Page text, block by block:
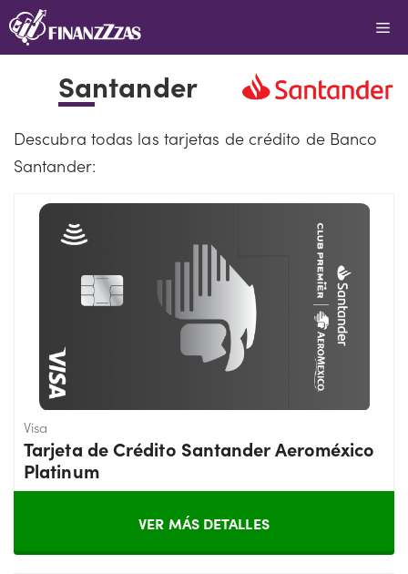
Saltar
al
Santander
Descubra todas las tarjetas de crédito de Banco
Santander:
Visa
Tarjeta de Crédito Santander Aeroméxico
Platinum
VER MÁS DETALLES